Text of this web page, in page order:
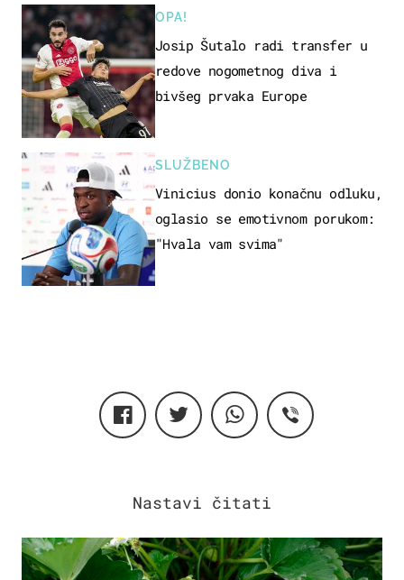
OPA!
Josip Šutalo radi transfer u
redove nogometnog diva i
bivšeg prvaka Europe
SLUŽBENO
Vinicius donio konačnu odluku,
oglasio se emotivnom porukom:
"Hvala vam svima"